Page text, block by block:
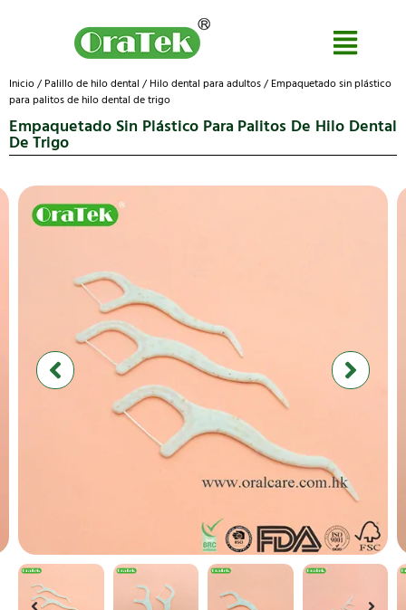
Inicio/ Palillo de hilo dental / Hilo dental para adultos/ Empaquetado sin plástico
para palitos de hilo dental de trigo
Empaquetado Sin Plástico Para Palitos De Hilo Dental
De Trigo